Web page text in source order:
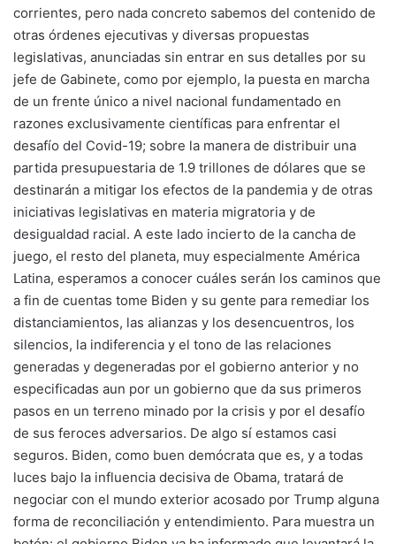
corrientes, pero nada concreto sabemos del contenido de
otras órdenes ejecutivas y diversas propuestas
legislativas, anunciadas sin entrar en sus detalles por su
jefe de Gabinete, como por ejemplo, la puesta en marcha
de un frente único a nivel nacional fundamentado en
razones exclusivamente científicas para enfrentar el
desafío del Covid-19; sobre la manera de distribuir una
partida presupuestaria de 1.9 trillones de dólares que se
destinarán a mitigar los efectos de la pandemia y de otras
iniciativas legislativas en materia migratoria y de
desigualdad racial. A este lado incierto de la cancha de
juego, el resto del planeta, muy especialmente América
Latina, esperamos a conocer cuáles serán los caminos que
a fin de cuentas tome Biden y su gente para remediar los
distanciamientos, las alianzas y los desencuentros, los
silencios, la indiferencia y el tono de las relaciones
generadas y degeneradas por el gobierno anterior y no
especificadas aun por un gobierno que da sus primeros
pasos en un terreno minado por la crisis y por el desafío
de sus feroces adversarios. De algo sí estamos casi
seguros. Biden, como buen demócrata que es, y a todas
luces bajo la influencia decisiva de Obama, tratará de
negociar con el mundo exterior acosado por Trump alguna
forma de reconciliación y entendimiento. Para muestra un